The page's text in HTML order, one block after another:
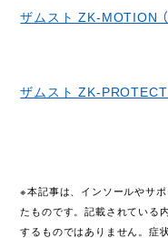
ザムスト ZK-MOTION
ザムスト ZK-PROTECT
※本記事は、インソールやサ
たものです。記載されている
するものではありません。症